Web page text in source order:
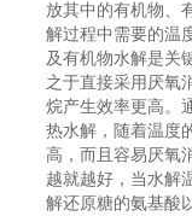
放其中的有机物、
解过程中需要的温
及有机物水解是关
之于直接采用厌氧
烷产生效率更高。
热水解，随着温度
高，而且容易厌氧
越就越好，当水解
解还原糖的氨基酸